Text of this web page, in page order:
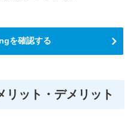
を確認する
ット・デメリット